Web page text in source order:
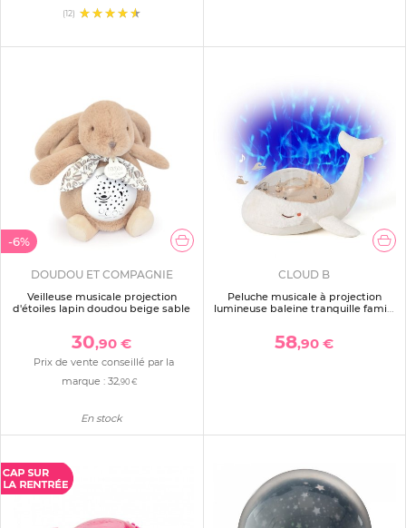
(12)
-6%
DOUDOU ET COMPAGNIE
Veilleuse musicale projection
d'étoiles lapin doudou beige sable
30,90 €
Prix de vente conseillé par la
marque :32,90 €
En stock
CLOUD B
Peluche musicale à projection
lumineuse baleine tranquille family
58,90 €